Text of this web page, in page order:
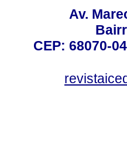
Av.
CEP: 68070-